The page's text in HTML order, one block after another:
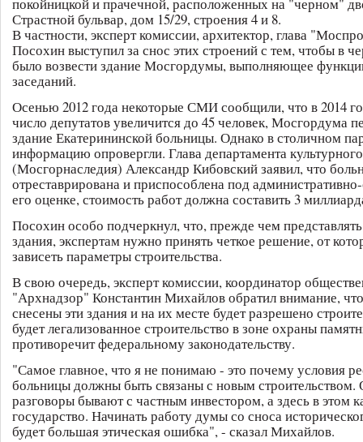
Страстной бульвар, дом 15/29, строения 4 и 8.
В частности, эксперт комиссии, архитектор, глава
Посохин выступил за снос этих строений с тем, чтобы в
было возвести здание Мосгордумы, выполняющее
заседаний.
Осенью 2012 года некоторые СМИ сообщили, что в 2014
число депутатов увеличится до 45 человек, Мосгордума
здание Екатерининской больницы. Однако в столичном
информацию опровергли. Глава департамента
(Мосгорнаследия) Александр Кибовский заявил, что
отреставрирована и приспособлена под
его оценке, стоимость работ должна составить 3
Посохин особо подчеркнул, что, прежде чем
здания, экспертам нужно принять четкое решение, от
зависеть параметры строительства.
В свою очередь, эксперт комиссии, координатор
"Архнадзор" Константин Михайлов обратил внимание,
снесены эти здания и на их месте будет разрешено
будет легализованное строительство в зоне охраны
противоречит федеральному законодательству.
"Самое главное, что я не понимаю - это почему условия
больницы должны быть связаны с новым
разговоры бывают с частным инвестором, а здесь в этом
государство. Начинать работу думы со сноса
будет большая этическая ошибка", - сказал Михайлов.